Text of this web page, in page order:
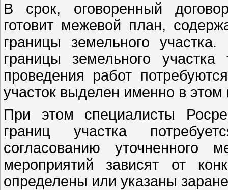
В срок, оговоренный
готовит межевой план,
границы земельного
границы земельного
проведения работ
участок выделен именно в
При этом специалисты
границ участка
согласованию уточненного
мероприятий зависят от
определены или указаны